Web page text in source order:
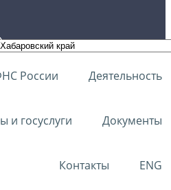
России Деятельность
и госуслуги Документы
Контакты ENG